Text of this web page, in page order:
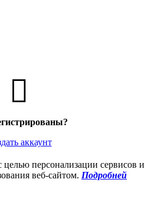
аккаунт
целью персонализации сервисов и
веб-сайтом. Подробней